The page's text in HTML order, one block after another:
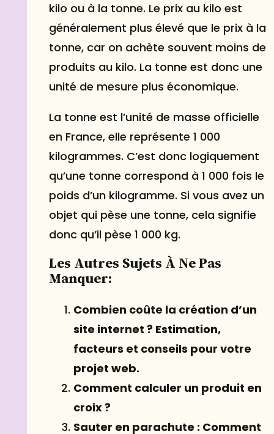
kilo ou à la tonne. Le prix au kilo est
généralement plus élevé que le prix à la
tonne, car on achète souvent moins de
produits au kilo. La tonne est donc une
unité de mesure plus économique.
La tonne est l’unité de masse officielle
en France, elle représente 1 000
kilogrammes. C’est donc logiquement
qu’une tonne correspond à 1 000 fois le
poids d’un kilogramme. Si vous avez un
objet qui pèse une tonne, cela signifie
donc qu’il pèse 1 000 kg.
Les Autres Sujets À Ne Pas
Manquer:
Combien coûte la création d’un
site internet ? Estimation,
facteurs et conseils pour votre
projet web.
Comment calculer un produit en
croix ?
Sauter en parachute : Comment